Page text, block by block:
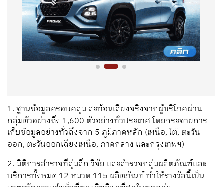
1. ฐานข้อมูลครอบคลุม สะท้อนเสียงจริงจากผู้บริโภคผ่าน
กลุ่มตัวอย่างถึง 1,600 ตัวอย่างทั่วประเทศ โดยกระจายการ
เก็บข้อมูลอย่างทั่วถึงจาก 5 ภูมิภาคหลัก (เหนือ, ใต้, ตะวัน
ออก, ตะวันออกเฉียงเหนือ, ภาคกลาง และกรุงเทพฯ)
2. มิติการสำรวจที่ลุ่มลึก วิจัย และสำรวจกลุ่มผลิตภัณฑ์และ
บริการทั้งหมด 12 หมวด 115 ผลิตภัณฑ์ ทำให้รางวัลนี้เป็น